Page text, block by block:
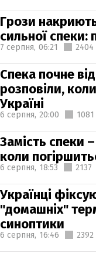
Грози
сильної спеки:
7 серпня, 06:21 2404
Спека почне
розповіли,
Україні
6 серпня, 20:00 1081
Замість спеки
коли
6 серпня, 18:53 2137
Українці
"домашніх"
синоптики
6 серпня, 16:46 2392